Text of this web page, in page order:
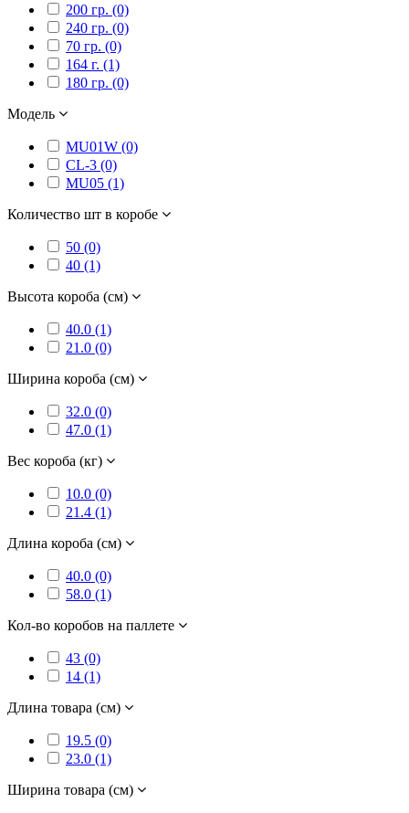
200 гр. (0)
240 гр. (0)
70 гр. (0)
164 г. (1)
180 гр. (0)
Модель
MU01W (0)
CL-3 (0)
MU05 (1)
Количество шт в коробе
50 (0)
40 (1)
Высота короба (см)
40.0 (1)
21.0 (0)
Ширина короба (см)
32.0 (0)
47.0 (1)
Вес короба (кг)
10.0 (0)
21.4 (1)
Длина короба (см)
40.0 (0)
58.0 (1)
Кол-во коробов на паллете
43 (0)
14 (1)
Длина товара (см)
19.5 (0)
23.0 (1)
Ширина товара (см)